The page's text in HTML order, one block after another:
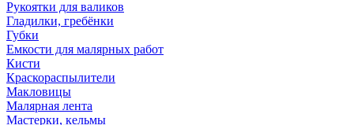
Рукоятки для валиков
Гладилки, гребёнки
Губки
Емкости для малярных работ
Кисти
Краскораспылители
Макловицы
Малярная лента
Мастерки, кельмы